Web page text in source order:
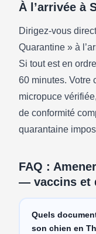
À l’arrivée à
Dirigez-vous
Quarantine » à
Si tout est en
60 minutes. Votre
micropuce
de conformité
quarantaine
FAQ :
— vaccins et
Quels
son chien en